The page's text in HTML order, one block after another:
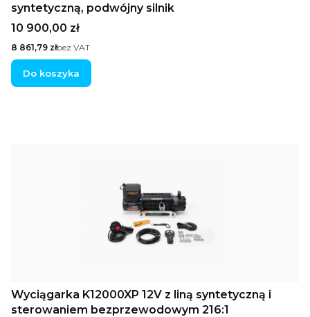
syntetyczną, podwójny silnik
Cena
10 900,00 zł
Cena
8 861,79 złbez VAT
Do koszyka
Wyciągarka K12000XP 12V z liną syntetyczną i
sterowaniem bezprzewodowym 216:1